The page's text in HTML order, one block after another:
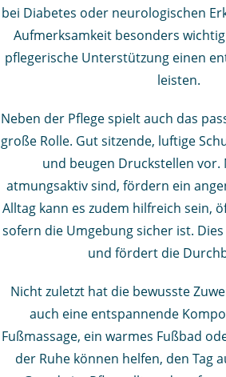
bei Diabetes oder neurologischen
Aufmerksamkeit besonders
pflegerische Unterstützung einen
leisten.
Neben der Pflege spielt auch das
große Rolle. Gut sitzende, luftige
und beugen Druckstellen vor.
atmungsaktiv sind, fördern ein
Alltag kann es zudem hilfreich sein,
sofern die Umgebung sicher ist.
und fördert die
Nicht zuletzt hat die bewusste
auch eine entspannende
Fußmassage, ein warmes Fußbad
der Ruhe können helfen, den Tag